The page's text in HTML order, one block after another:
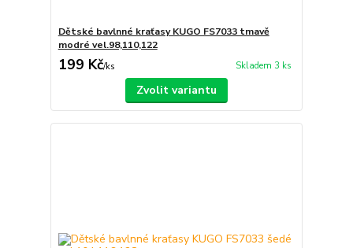
Dětské bavlnné kraťasy KUGO FS7033 tmavě
modré vel.98,110,122
199 Kč/ks Skladem 3 ks
Zvolit variantu